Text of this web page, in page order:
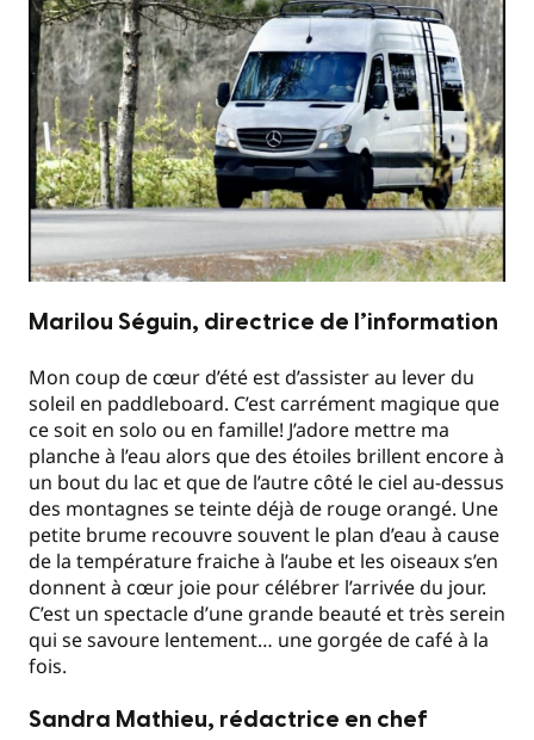
Marilou Séguin, directrice de l’information
Mon coup de cœur d’été est d’assister au lever du
soleil en paddleboard. C’est carrément magique que
ce soit en solo ou en famille! J’adore mettre ma
planche à l’eau alors que des étoiles brillent encore à
un bout du lac et que de l’autre côté le ciel au-dessus
des montagnes se teinte déjà de rouge orangé. Une
petite brume recouvre souvent le plan d’eau à cause
de la température fraiche à l’aube et les oiseaux s’en
donnent à cœur joie pour célébrer l’arrivée du jour.
C’est un spectacle d’une grande beauté et très serein
qui se savoure lentement… une gorgée de café à la
fois.
Sandra Mathieu, rédactrice en chef